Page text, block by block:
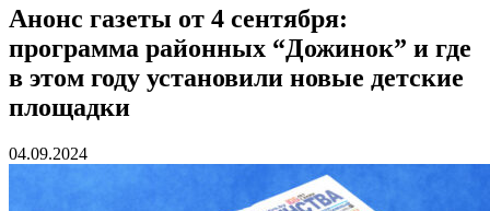
Анонс газеты от 4 сентября:
программа районных “Дожинок” и где
в этом году установили новые детские
площадки
04.09.2024